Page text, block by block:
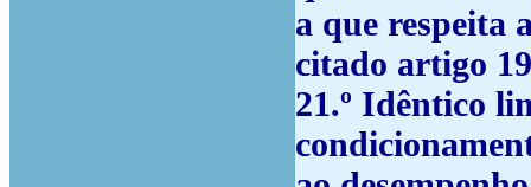
a que respeita
citado artigo
21.º Idêntico